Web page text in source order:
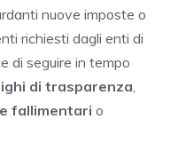
nuove imposte o
richiesti dagli enti di
di seguire in tempo
di trasparenza
fallimentari o